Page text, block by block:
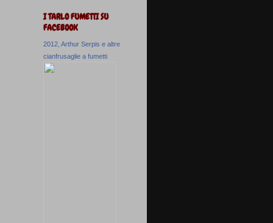
I TARLO FUMETTI SU
FACEBOOK
2012, Arthur Serpis e altre
cianfrusaglie a fumetti